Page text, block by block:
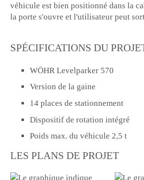
véhicule est bien positionné dans la
la porte s'ouvre et l'utilisateur peut
SPÉCIFICATIONS DU
WÖHR Levelparker 570
Version de la gaine
14 places de stationnement
Dispositif de rotation intégré
Poids max. du véhicule 2,5 t
LES PLANS DE PROJET